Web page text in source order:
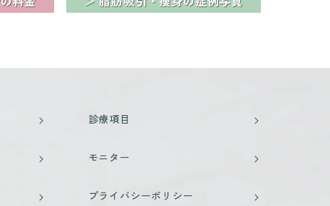
診療項目
モニター
プライバシーポリシー